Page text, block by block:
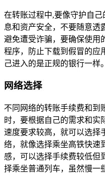
在转账过程中,要像守护自
息和资产安全，不要随意透
避免遭受诈骗，要确保使用
程序，防止下载到假冒的应
己进入的是正规的银行一样。
网络选择
不同网络的转账手续费和到
时，要根据自己的需求和实
速度要求较高，就可以选择
络，就像选择乘坐高铁快速
感，可以选择手续费较低但
择乘坐普通列车，虽然慢一